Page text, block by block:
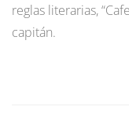
reglas literarias,
capitán.